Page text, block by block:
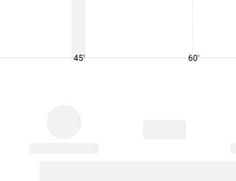
45' 60'